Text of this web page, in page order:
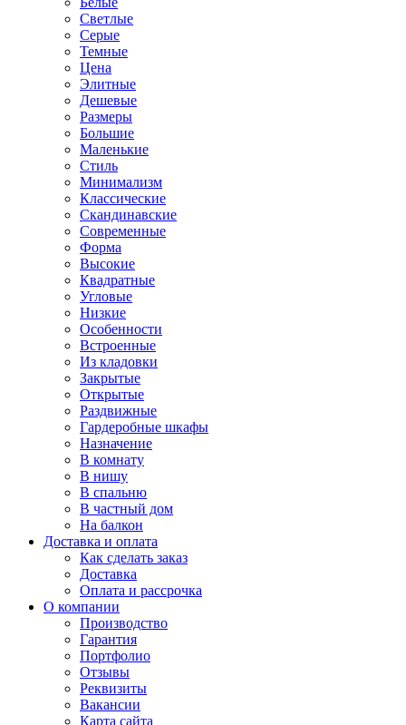
Светлые
Серые
Темные
Цена
Элитные
Дешевые
Размеры
Большие
Маленькие
Стиль
Минимализм
Классические
Скандинавские
Современные
Форма
Высокие
Квадратные
Угловые
Низкие
Особенности
Встроенные
Из кладовки
Закрытые
Открытые
Раздвижные
Гардеробные шкафы
Назначение
В комнату
В нишу
В спальню
В частный дом
На балкон
Доставка и оплата
Как сделать заказ
Доставка
Оплата и рассрочка
О компании
Производство
Гарантия
Портфолио
Отзывы
Реквизиты
Вакансии
Карта сайта